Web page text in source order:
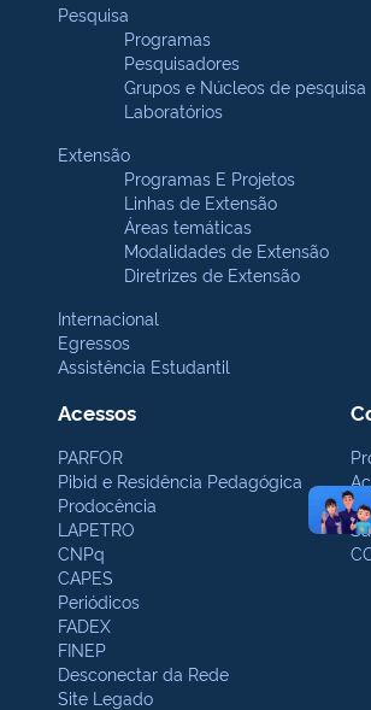
Pesquisa
Programas
Pesquisadores
Grupos e Núcleos de pesquisa
Laboratórios
Extensão
Programas E Projetos
Linhas de Extensão
Áreas temáticas
Modalidades de Extensão
Diretrizes de Extensão
Internacional
Egressos
Assistência Estudantil
Acessos
PARFOR
Pibid e Residência Pedagógica
Prodocência
LAPETRO
CNPq
CAPES
Periódicos
FADEX
FINEP
Desconectar da Rede
Site Legado